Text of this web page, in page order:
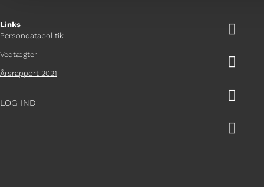
Links
Persondatapolitik
Vedtægter
Årsrapport 2021
LOG IND



